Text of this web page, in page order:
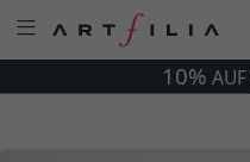
10% AUF